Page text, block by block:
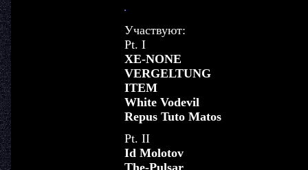
Участвуют:
Pt. I
XE-NONE
VERGELTUNG
ITEM
White Vodevil
Repus Tuto Matos
Pt. II
Id Molotov
The-Pulsar